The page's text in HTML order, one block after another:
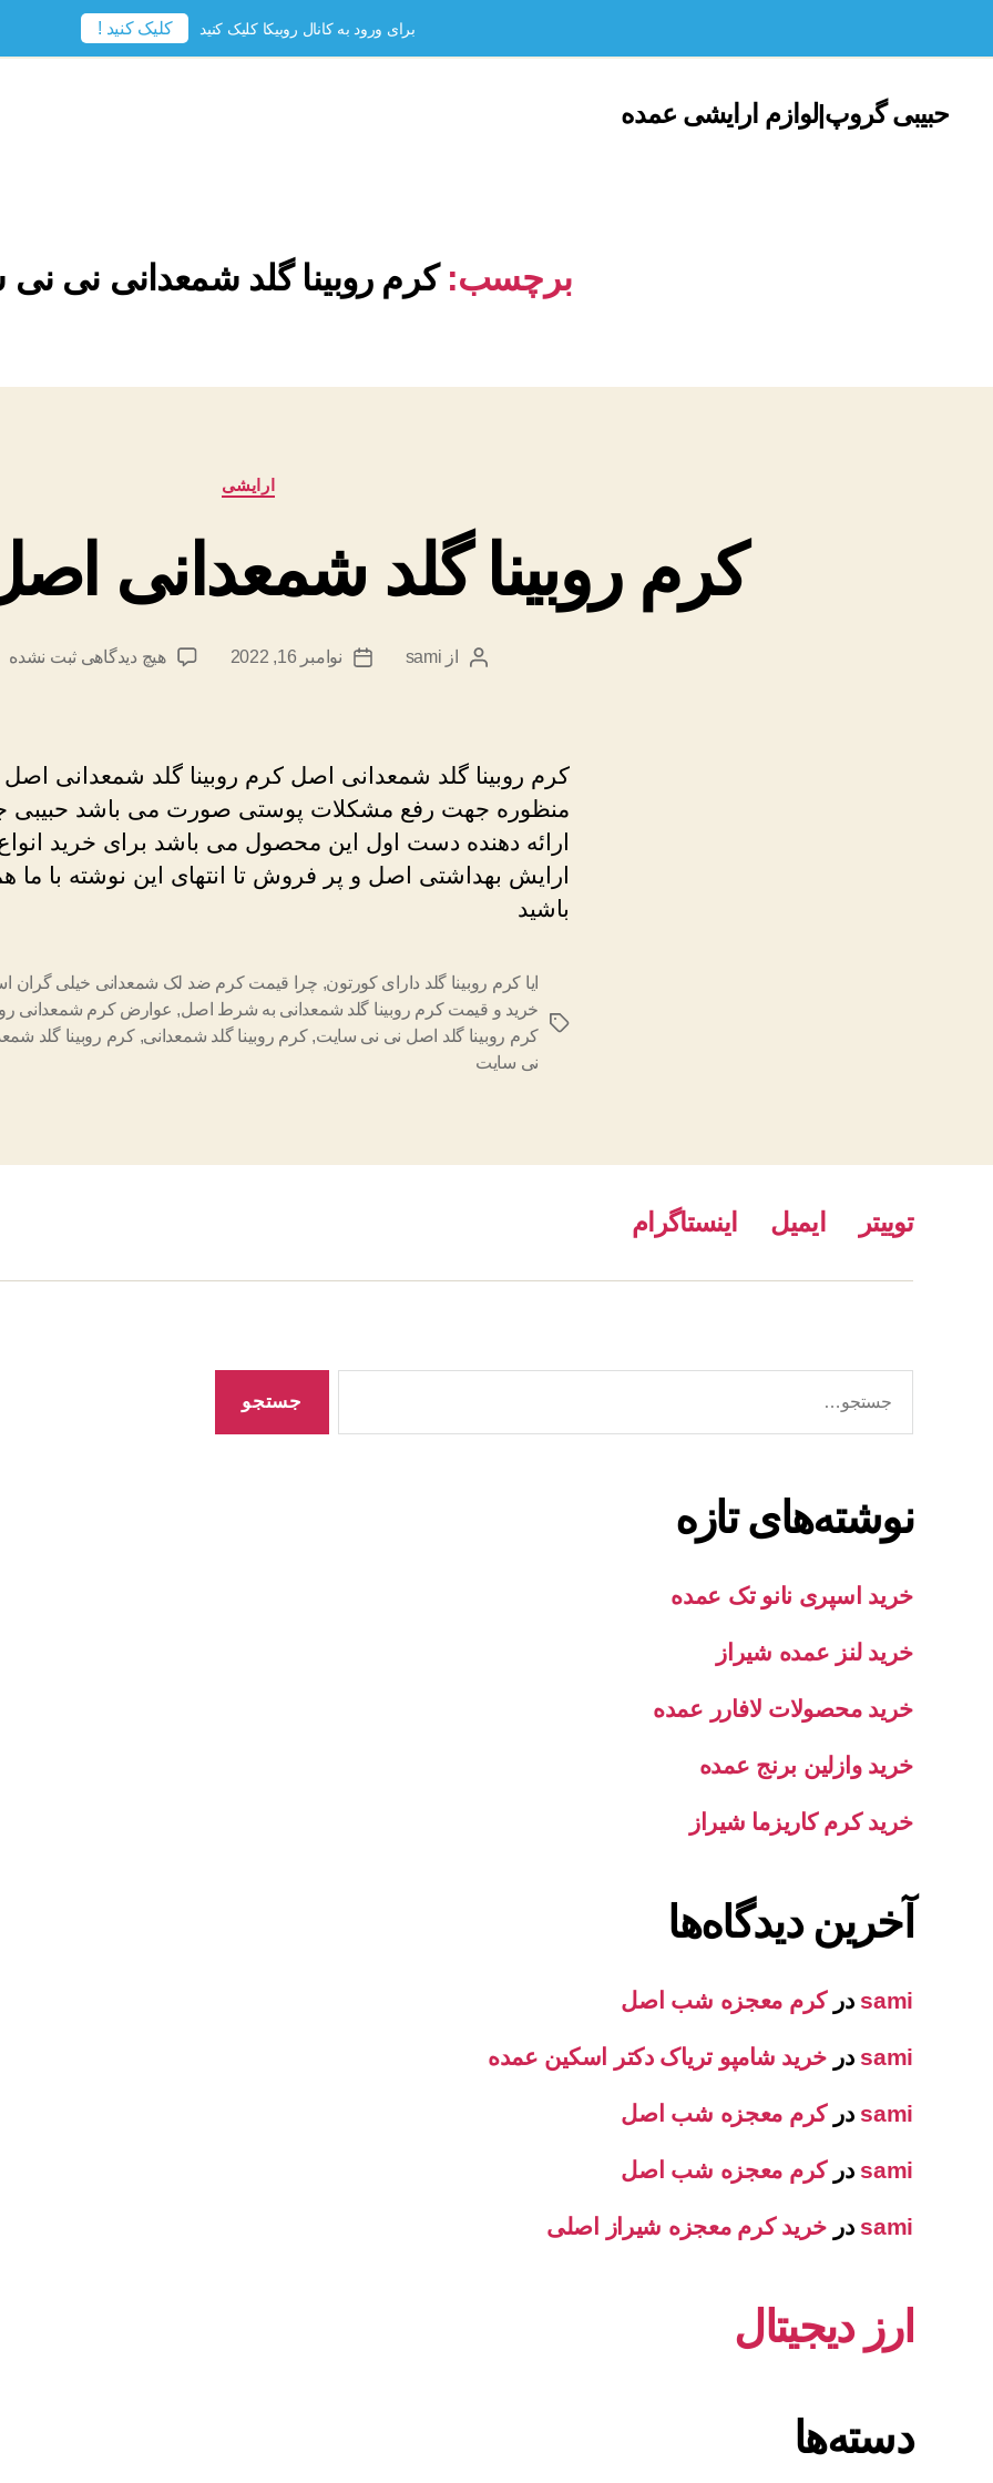
حبیبی گروپ|لوازم ارایشی عمده
برچسب: کرم روبینا گلد شمعدانی نی
دسته‌هاارایشی
کرم روبینا گلد شمعدانی
نویسندهٔ
از sami
تاریخنوامبر 16, 2022 هیچ دیدگاهیبرای
شمعدانی
اصل
تضمینی
ثبت نشده
کرم روبینا گلد شمعدانی اصل کرم روبینا گلد شمعدانی اصل
منظوره جهت رفع مشکلات پوستی صورت می باشد حبیبی
ارائه دهنده دست اول این محصول می باشد برای خرید انواع
ارایش بهداشتی اصل و پر فروش تا انتهای این نوشته با ما
باشید
برچسب‌ها
ایا کرم روبینا گلد دارای کورتون, چرا قیمت کرم ضد لک شمعدانی خیلی گران
خرید و قیمت کرم روبینا گلد شمعدانی به شرط اصل, عوارض کرم شمعدانی
کرم روبینا گلد اصل نی نی سایت,کرم روبینا گلد شمعدانی,کرم روبینا گلد
نی سایت
توییتر ایمیل اینستاگرام
نوشته‌های تازه
خرید اسپری نانو تک عمده
خرید لنز عمده شیراز
خرید محصولات لافارر عمده
خرید وازلین برنج عمده
خرید کرم کاریزما شیراز
آخرین دیدگاه‌ها
sami درکرم معجزه شب اصل
sami در خرید شامپو تریاک دکتر اسکین عمده
sami درکرم معجزه شب اصل
sami درکرم معجزه شب اصل
sami در خرید کرم معجزه شیراز اصلی
ارز دیجیتال
دسته‌ها
برای ورود به کانال روبیکا کلیک کنید کلیک کنید !